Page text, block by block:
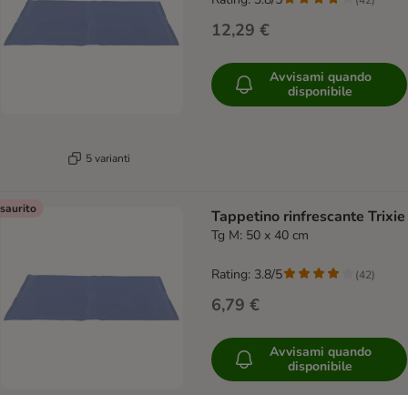
5 varianti
12,29 €
Avvisami quando
disponibile
Tappetino rinfrescante Trixie
Tg M: 50 x 40 cm
6,79 €
Rating: 3.8/5 (42)
Avvisami quando
disponibile